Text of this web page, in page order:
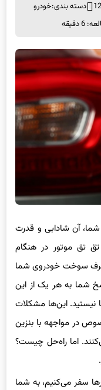
دسته بندی:خودرو
دقیقه
آن شادابی و قدرت
تق تق موتور در هنگام
سوخت خودروی شما
شما به هر یک از این
نیستید. این‌ها مشکلات
در مواجهه با بنزین
اما راه‌حل چیست؟
.
سفر می‌کنیم، به شما